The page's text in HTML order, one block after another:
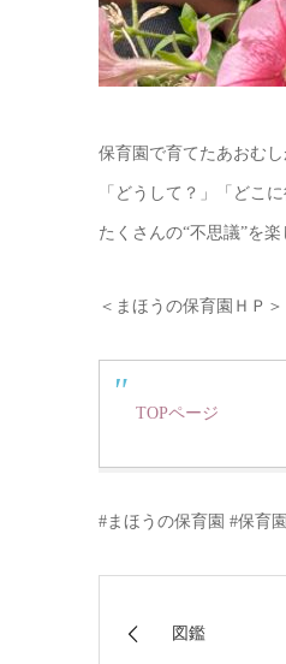
保育園で育てたあおむし
「どうして？」「どこ
たくさんの“不思議”を楽
＜まほうの保育園ＨＰ＞
TOPページ
#まほうの保育園 #保育
図鑑